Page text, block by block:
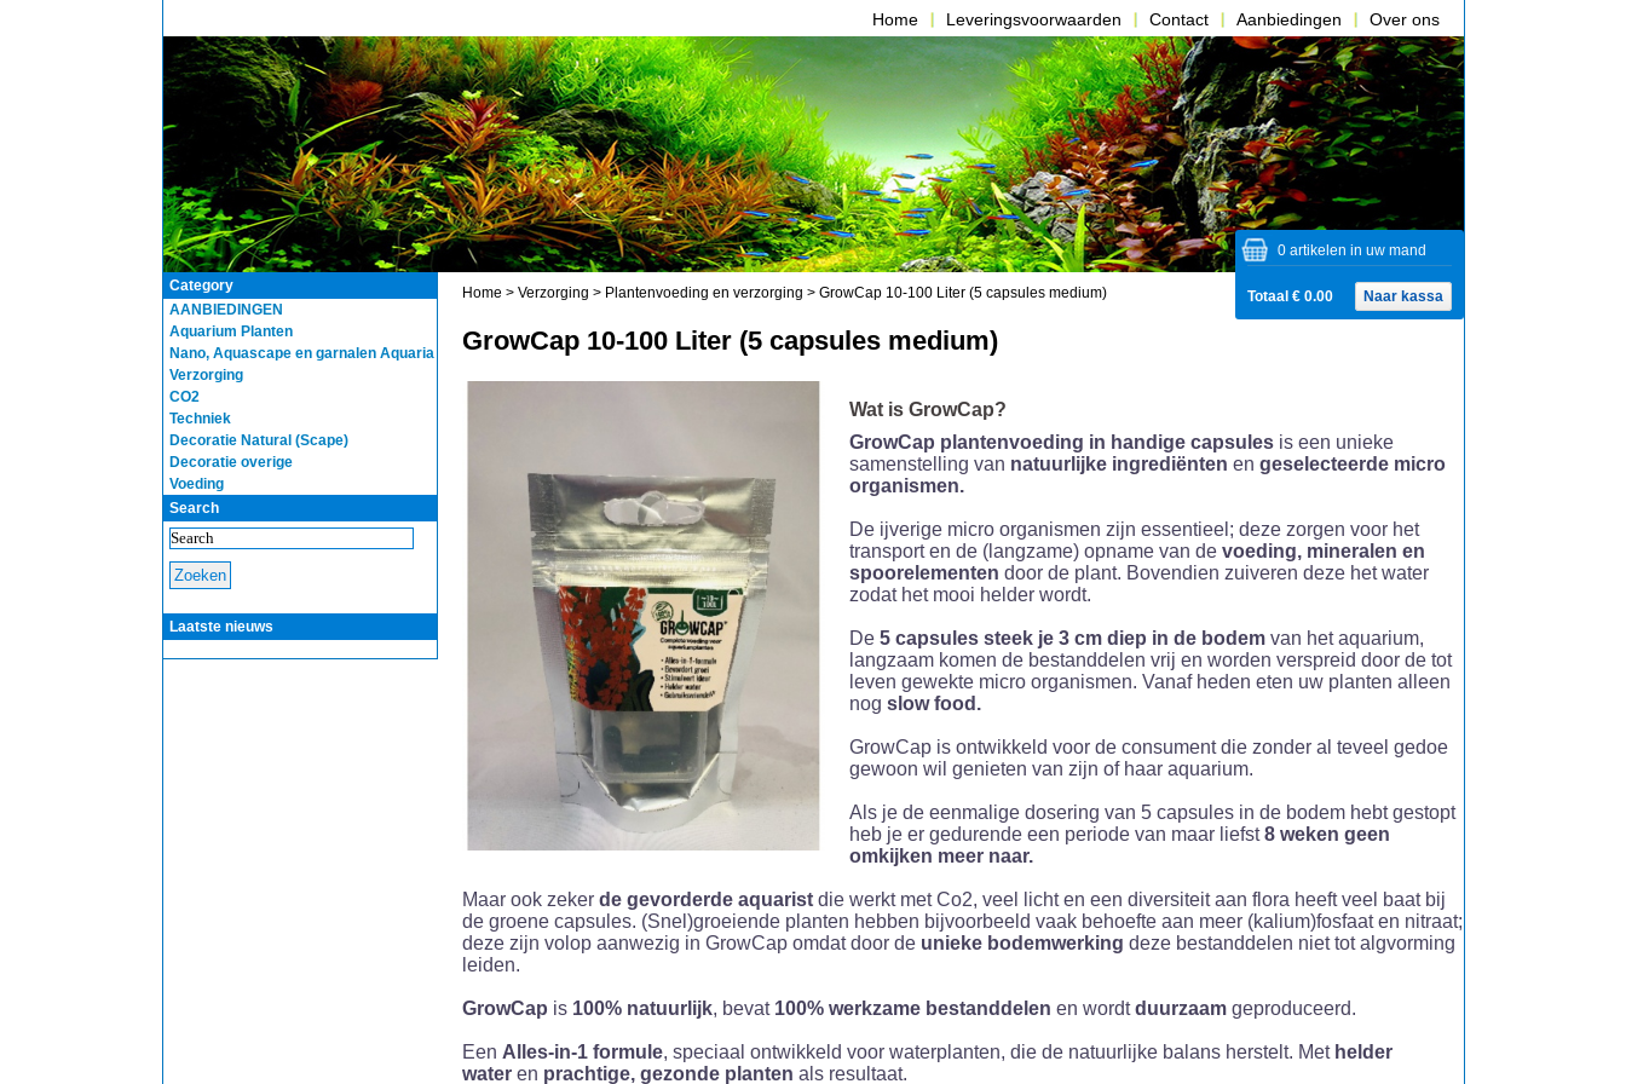
Home Leveringsvoorwaarden Contact Aanbiedingen Over ons
Category
AANBIEDINGEN
Aquarium Planten
Nano, Aquascape en garnalen Aquaria
Verzorging
CO2
Techniek
Decoratie Natural (Scape)
Decoratie overige
Voeding
Search
Laatste nieuws
0 artikelen in uw mand
Totaal € 0.00 Naar kassa
Home > Verzorging > Plantenvoeding en verzorging > GrowCap 10-100 Liter (5 capsules medium)
GrowCap 10-100 Liter (5 capsules medium)
Wat is GrowCap?
GrowCap plantenvoeding in handige capsulesis een unieke
samenstelling van natuurlijke ingrediënten en geselecteerde micro
organismen.
De ijverige micro organismen zijn essentieel; deze zorgen voor het
transport en de (langzame) opname van de voeding, mineralen en
spoorelementen door de plant. Bovendien zuiveren deze het water
zodat het mooi helder wordt.
De 5 capsules steek je 3 cm diep in de bodemvan het aquarium,
langzaam komen de bestanddelen vrij en worden verspreid door de tot
leven gewekte micro organismen. Vanaf heden eten uw planten alleen
nog slow food.
GrowCap is ontwikkeld voor de consument die zonder al teveel gedoe
gewoon wil genieten van zijn of haar aquarium.
Als je de eenmalige dosering van 5 capsules in de bodem hebt gestopt
heb je er gedurende een periode van maar liefst8 weken geen
omkijken meer naar.
Maar ook zeker de gevorderde aquaristdie werkt met Co2, veel licht en een diversiteit aan flora heeft veel baat bij
de groene capsules. (Snel)groeiende planten hebben bijvoorbeeld vaak behoefte aan meer (kalium)fosfaat en nitraat;
deze zijn volop aanwezig in GrowCap omdat door de unieke bodemwerking deze bestanddelen niet tot algvorming
leiden.
GrowCap is 100% natuurlijk, bevat 100% werkzame bestanddelen en wordtduurzaamgeproduceerd.
Een Alles-in-1 formule, speciaal ontwikkeld voor waterplanten, die de natuurlijke balans herstelt. Met helder
wateren prachtige, gezonde planten als resultaat.